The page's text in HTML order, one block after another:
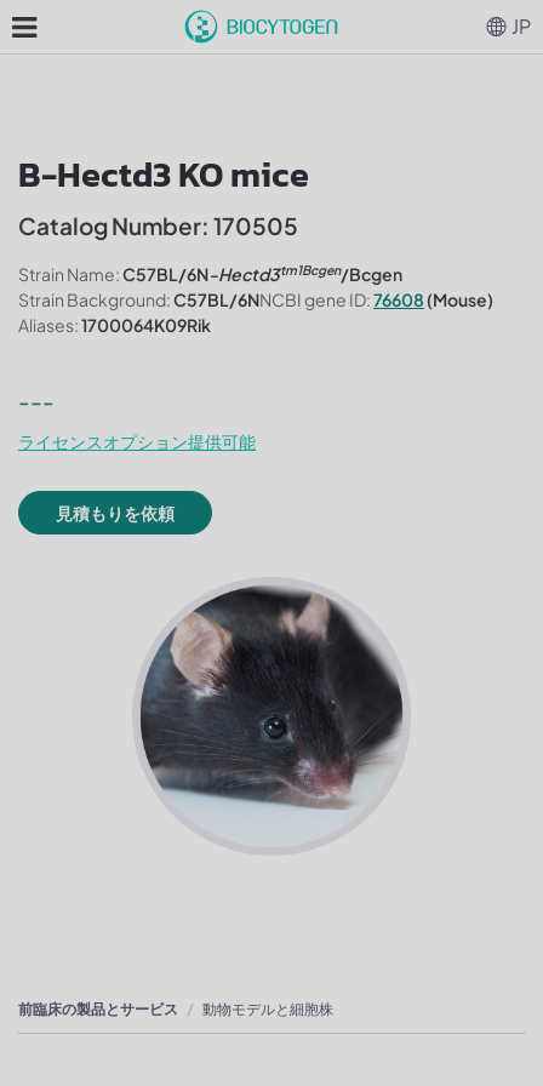
B-Hectd3 KO mice
Catalog Number: 170505
Strain Name:C57BL/6N-Hectd3tm1Bcgen/Bcgen
Strain Background:C57BL/6NNCBI gene ID:76608 (Mouse)
Aliases:1700064K09Rik
---
ライセンスオプション提供可能
見積もりを依頼
前臨床の製品とサービス 動物モデルと細胞株
JP